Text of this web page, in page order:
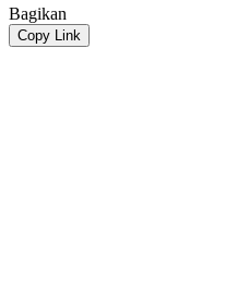
Bagikan
Copy Link